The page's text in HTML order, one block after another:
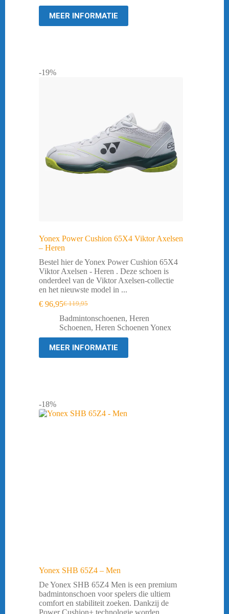
MEER INFORMATIE
-19%
Yonex Power Cushion 65X4 Viktor Axelsen
– Heren
Bestel hier de Yonex Power Cushion 65X4
Viktor Axelsen - Heren . Deze schoen is
onderdeel van de Viktor Axelsen-collectie
en het nieuwste model in ...
€119,95
Oorspronkelijke
prijs
was:
€ 119,95.
€ 96,95Huidige
prijs
is:
€ 96,95.
Badmintonschoenen, Heren
Schoenen, Heren Schoenen Yonex
MEER INFORMATIE
-18%
Yonex SHB 65Z4 – Men
De Yonex SHB 65Z4 Men is een premium
badmintonschoen voor spelers die ultiem
comfort en stabiliteit zoeken. Dankzij de